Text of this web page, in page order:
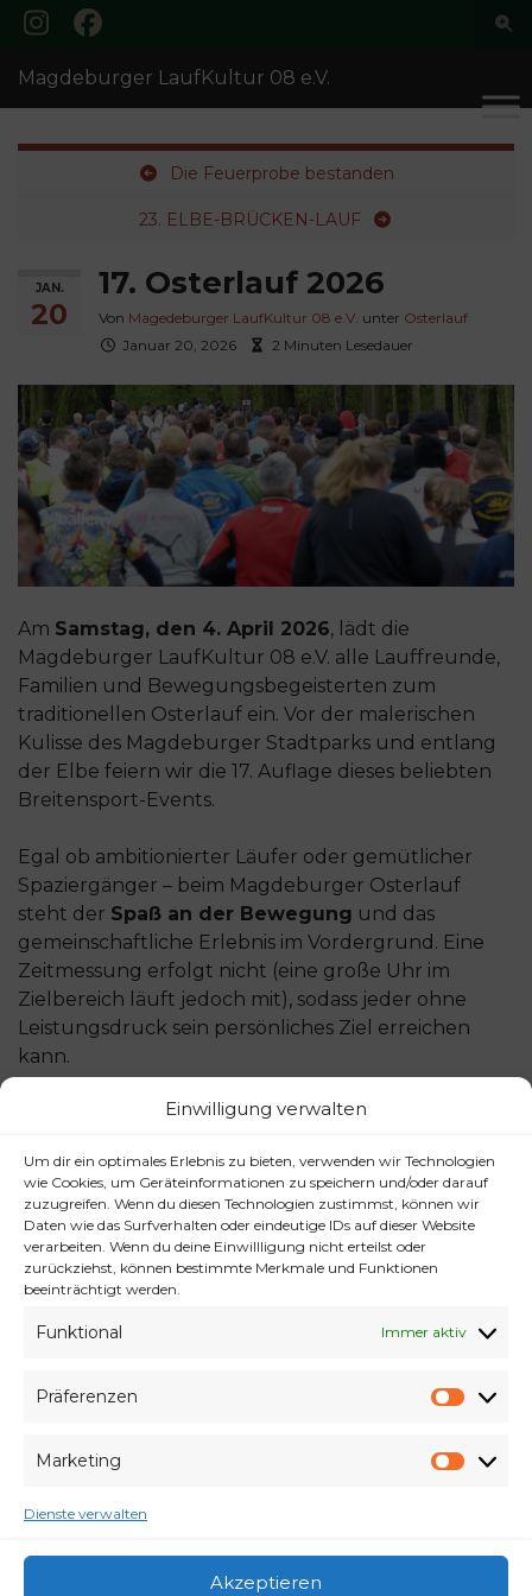
Einwilligung verwalten
Um dir ein optimales Erlebnis zu bieten, verwenden wir Technologien
wie Cookies, um Geräteinformationen zu speichern und/oder darauf
zuzugreifen. Wenn du diesen Technologien zustimmst, können wir
Daten wie das Surfverhalten oder eindeutige IDs auf dieser Website
verarbeiten. Wenn du deine Einwillligung nicht erteilst oder
zurückziehst, können bestimmte Merkmale und Funktionen
beeinträchtigt werden.
Funktional Immer aktiv
Präferenzen
Marketing
Dienste verwalten
Akzeptieren
Search for:
Magdeburger LaufKultur 08 e.V.
Die Feuerprobe bestanden
23. ELBE-BRÜCKEN-LAUF
JAN.
20
17. Osterlauf 2026
Von Magedeburger LaufKultur 08 e.V. unter Osterlauf
Januar 20, 2026
2 Minuten Lesedauer
Am Samstag, den 4. April 2026, lädt die
Magdeburger LaufKultur 08 e.V. alle Lauffreunde,
Familien und Bewegungsbegeisterten zum
traditionellen Osterlauf ein. Vor der malerischen
Kulisse des Magdeburger Stadtparks und entlang
der Elbe feiern wir die 17. Auflage dieses beliebten
Breitensport-Events.
Egal ob ambitionierter Läufer oder gemütlicher
Spaziergänger – beim Magdeburger Osterlauf
steht der Spaß an der Bewegung und das
gemeinschaftliche Erlebnis im Vordergrund. Eine
Zeitmessung erfolgt nicht (eine große Uhr im
Zielbereich läuft jedoch mit), sodass jeder ohne
Leistungsdruck sein persönliches Ziel erreichen
kann.
Details zur Veranstaltung findet Ihr auf dieser
Wie in jedem Jahr suchen wir auch in diesem Jahr
wiederfleissige Helferfür die verschiedenen
Aufgaben. Wenn Du also nicht laufen, aber
trotzdem dabei sein willst, melde Dich bei uns unter
postkasten@magdeburger-laufkultur.de
Ergebnisse